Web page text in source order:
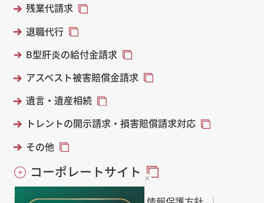
残業代請求
退職代行
B型肝炎の給付金請求
アスベスト被害賠償金請求
遺言・遺産相続
トレントの開示請求・損害賠償請求対応
その他
コーポレートサイト